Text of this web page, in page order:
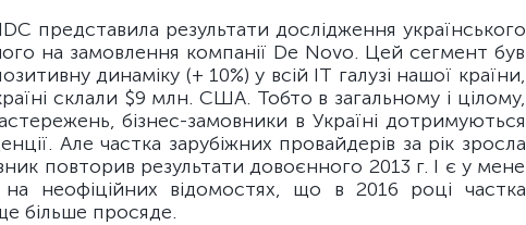
представила результати дослідження українського
на замовлення компанії De Novo. Цей сегмент був
динаміку (+ 10%) у всій ІТ галузі нашої країни,
склали $9 млн. США. Тобто в загальному і цілому,
бізнес-замовники в Україні дотримуються
Але частка зарубіжних провайдерів за рік зросла
повторив результати довоєнного 2013 г. І є у мене
неофіційних відомостях, що в 2016 році частка
більше просяде.